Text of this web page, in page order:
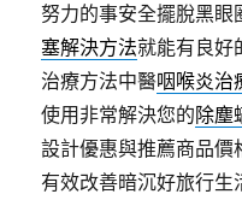
努力的事安全擺脫黑
塞解決方法就能有良好
治療方法中醫咽喉炎治
使用非常解決您的除塵
設計優惠與推薦商品價
有效改善暗沉好旅行生